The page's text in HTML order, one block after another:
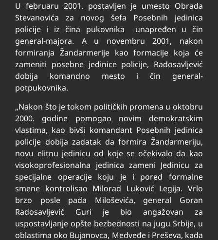
U februaru 2001. postavljen je umesto Obrada
Stevanovića za novog šefa Posebnih jedinica
policije i iz čina pukovnika unapređen u čin
general-majora. A u novembru 2001, nakon
formiranja Žandarmerije kao formacije koja će
zameniti posebne jedinice policije, Radosavljević
dobija komandno mesto i čin general-
potpukovnika.
„Nakon što je tokom političkih promena u oktobru
2000. godine pomogao novim demokratskim
vlastima, kao bivši komandant Posebnih jedinica
policije dobija zadatak da formira Žandarmeriju,
novu elitnu jedinicu od koje se očekivalo da kao
visokoprofesionalna jedinica zameni Jedinicu za
specijalne operacije koju je i pored formalne
smene kontrolisao Milorad Luković Legija. Vrlo
brzo posle pada Miloševića, general Goran
Radosavljević Guri je bio angažovan za
uspostavljanje opšte bezbednosti na jugu Srbije, u
oblastima oko Bujanovca, Medveđe i Preševa, kada